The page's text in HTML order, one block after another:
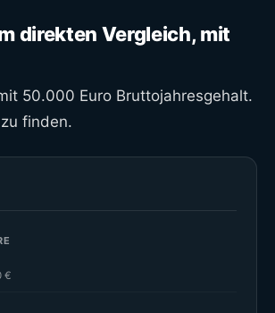
direkten Vergleich, mit
50.000 Euro Bruttojahresgehalt.
finden.
€